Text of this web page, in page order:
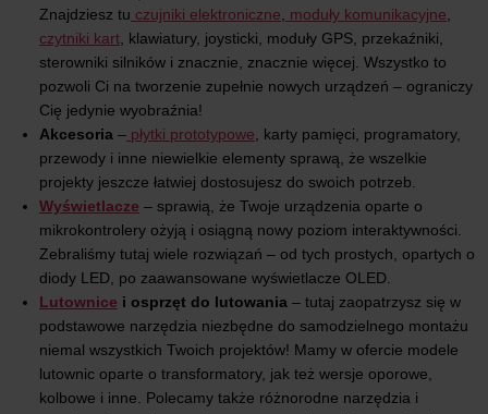
Znajdziesz tu czujniki elektroniczne moduły komunikacyjne
czytniki kart , klawiatury, joysticki, moduły GPS, przekaźniki,
sterowniki silników i znacznie, znacznie więcej. Wszystko to
pozwoli Ci na tworzenie zupełnie nowych urządzeń – ograniczy
Cię jedynie wyobraźnia!
Akcesoria – płytki prototypowe , karty pamięci, programatory,
przewody i inne niewielkie elementy sprawą, że wszelkie
projekty jeszcze łatwiej dostosujesz do swoich potrzeb.
Wyświetlacze – sprawią, że Twoje urządzenia oparte o
mikrokontrolery ożyją i osiągną nowy poziom interaktywności.
Zebraliśmy tutaj wiele rozwiązań – od tych prostych, opartych o
diody LED, po zaawansowane wyświetlacze OLED.
Lutownice i osprzęt do lutowania – tutaj zaopatrzysz się w
podstawowe narzędzia niezbędne do samodzielnego montażu
niemal wszystkich Twoich projektów! Mamy w ofercie modele
lutownic oparte o transformatory, jak też wersje oporowe,
kolbowe i inne. Polecamy także różnorodne narzędzia i